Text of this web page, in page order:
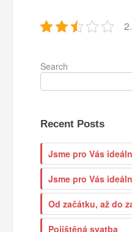
Search
Recent Posts
Jsme pro Vás
Jsme pro Vás
Od začátku, až do
Pojištěná svatba